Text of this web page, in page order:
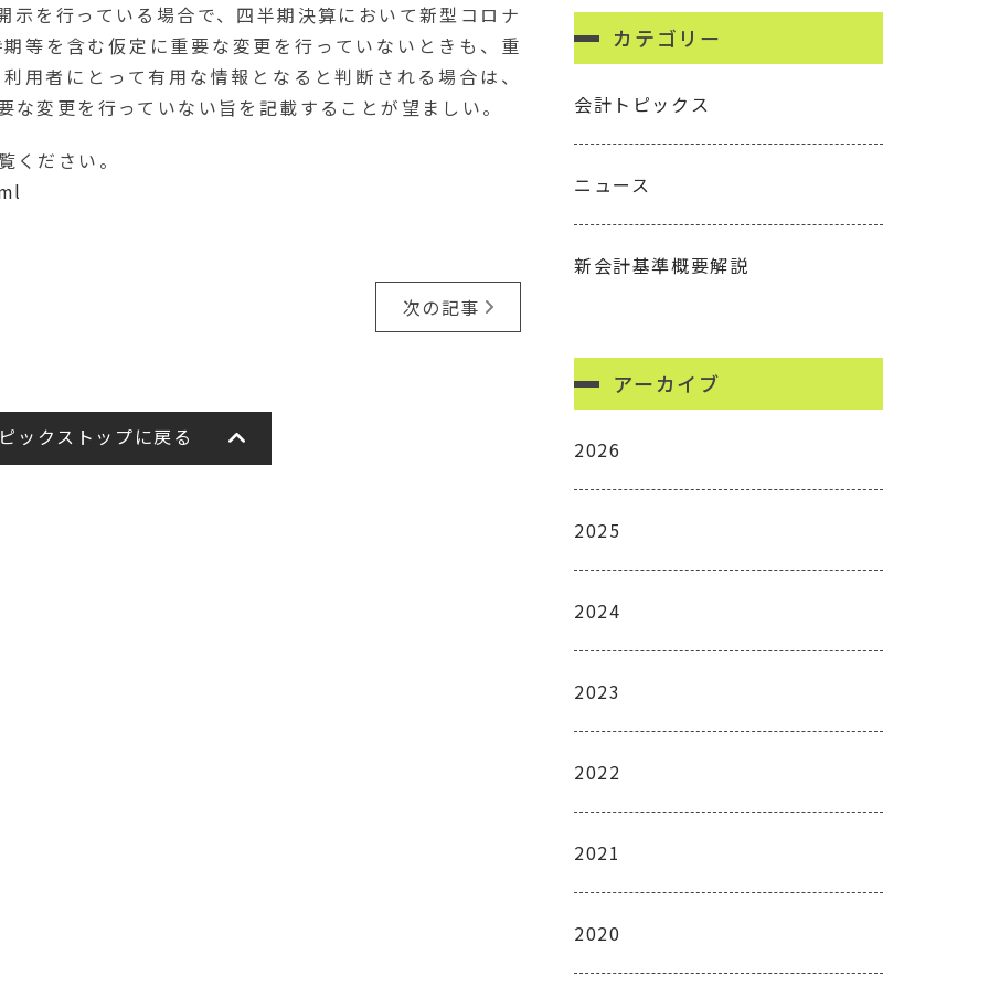
を行っている場合で、四半期決算において新型コロナ
等を含む仮定に重要な変更を行っていないときも、重
用者にとって有用な情報となると判断される場合は、
変更を行っていない旨を記載することが望ましい。
ください。
次の記事
ックストップに戻る
カテゴリー
会計トピックス
ニュース
新会計基準概要解説
アーカイブ
2026
2025
2024
2023
2022
2021
2020